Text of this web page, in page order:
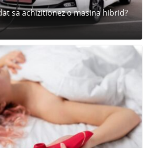
sa achizitionez o masina hibrid?